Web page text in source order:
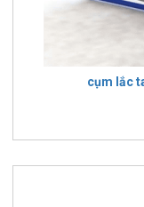
cụm lắc